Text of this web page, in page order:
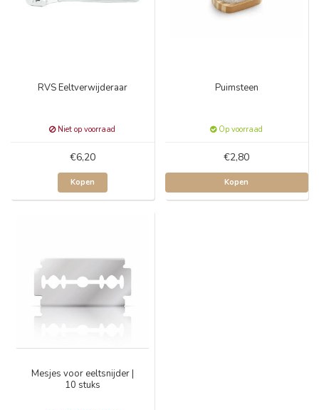
RVS Eeltverwijderaar
Niet op voorraad
€6,20
Kopen
Puimsteen
Op voorraad
€2,80
Kopen
Mesjes voor eeltsnijder |
10 stuks